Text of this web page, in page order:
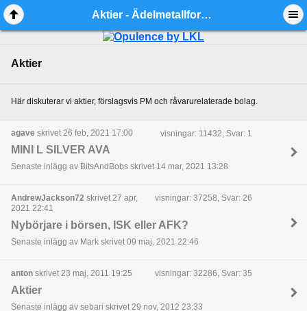
Aktier - Ädelmetallforum
Aktier
Här diskuterar vi aktier, förslagsvis PM och råvarurelaterade bolag.
agave skrivet 26 feb, 2021 17:00 visningar: 11432, Svar: 1
MINI L SILVER AVA
Senaste inlägg av BitsAndBobs skrivet 14 mar, 2021 13:28
AndrewJackson72 skrivet 27 apr,
2021 22:41
visningar: 37258, Svar: 26
Nybörjare i börsen, ISK eller AFK?
Senaste inlägg av Mark skrivet 09 maj, 2021 22:46
anton skrivet 23 maj, 2011 19:25 visningar: 32286, Svar: 35
Aktier
Senaste inlägg av sebari skrivet 29 nov, 2012 23:33